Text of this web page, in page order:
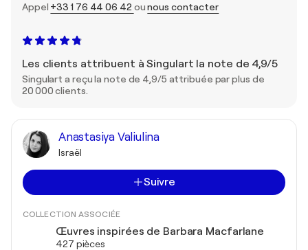
Appel +33 1 76 44 06 42 ounous contacter
Les clients attribuent à Singulart la note de 4,9/5
Singulart a reçu la note de 4,9/5 attribuée par plus de
20 000 clients.
Anastasiya Valiulina
Israël
Suivre
COLLECTION ASSOCIÉE
Œuvres inspirées de Barbara Macfarlane
427 pièces